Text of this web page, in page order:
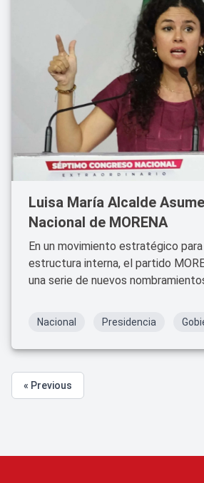
Luisa María Alcalde
Nacional de MORENA
En un movimiento estratégico
estructura interna, el partido
una serie de nuevos
Gobernación, ha sido designada
Nacional Presidencia
« Previous